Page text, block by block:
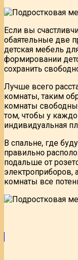
Если вы
обаятельные две
детская мебель
формировании
сохранить
Лучше всего
комнаты, таким
комнаты
том, чтобы у
индивидуальная
В спальне, где
правильно
подальше от
электроприборов,
комнаты все